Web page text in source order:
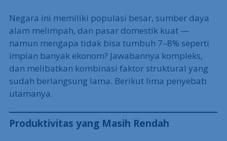
Negara ini memiliki populasi besar, sumber daya
alam melimpah, dan pasar domestik kuat —
namun mengapa tidak bisa tumbuh 7–8% seperti
impian banyak ekonom? Jawabannya kompleks,
dan melibatkan kombinasi faktor struktural yang
sudah berlangsung lama. Berikut lima penyebab
utamanya.
Produktivitas yang Masih Rendah